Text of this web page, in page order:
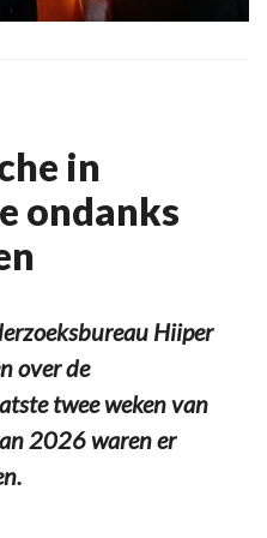
in
ondanks
Hiiper
over de
twee weken van
2026 waren er